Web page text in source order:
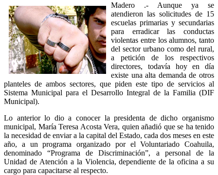
Madero .- Aunque ya se
atendieron las solicitudes de 15
escuelas primarias y secundarias
para erradicar las conductas
violentas entre los alumnos, tanto
del sector urbano como del rural,
a petición de los respectivos
directores, todavía hoy en día
existe una alta demanda de otros
planteles de ambos sectores, que piden este tipo de servicios al
Sistema Municipal para el Desarrollo Integral de la Familia (DIF
Municipal).
Lo anterior lo dio a conocer la presidenta de dicho organismo
municipal, María Teresa Acosta Vera, quien añadió que se ha tenido
la necesidad de enviar a la capital del Estado, cada dos meses en este
año, a un programa organizado por el Voluntariado Coahuila,
denominado “Programa de Discriminación”, a personal de la
Unidad de Atención a la Violencia, dependiente de la oficina a su
cargo para capacitarse al respecto.